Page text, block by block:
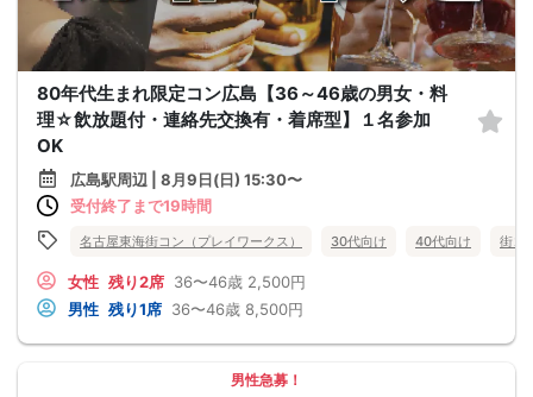
80年代生まれ限定コン広島【36～46歳の男女・料
理☆飲放題付・連絡先交換有・着席型】１名参加
OK
広島駅周辺 | 8月9日(日) 15:30〜
受付終了まで19時間
名古屋東海街コン（プレイワークス） 30代向け 40代向け 街コ
女性 残り2席 36〜46歳 2,500円
男性 残り1席 36〜46歳 8,500円
男性急募！